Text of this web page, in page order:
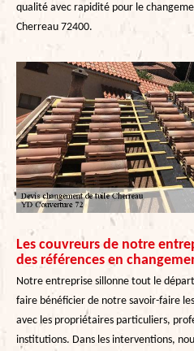
qualité avec rapidité pour le
Cherreau 72400.
Les couvreurs de notre
des références en
Notre entreprise sillonne tout le
faire bénéficier de notre savoir-faire
avec les propriétaires particuliers,
institutions. Dans les interventions,